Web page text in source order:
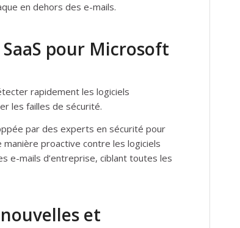
en dehors des e-mails.
pour Microsoft
rapidement les logiciels
les failles de sécurité.
par des experts en sécurité pour
proactive contre les logiciels
e-mails d’entreprise, ciblant toutes les
et